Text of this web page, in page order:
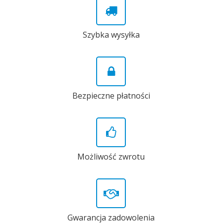
Szybka wysyłka
Bezpieczne płatności
Możliwość zwrotu
Gwarancja zadowolenia